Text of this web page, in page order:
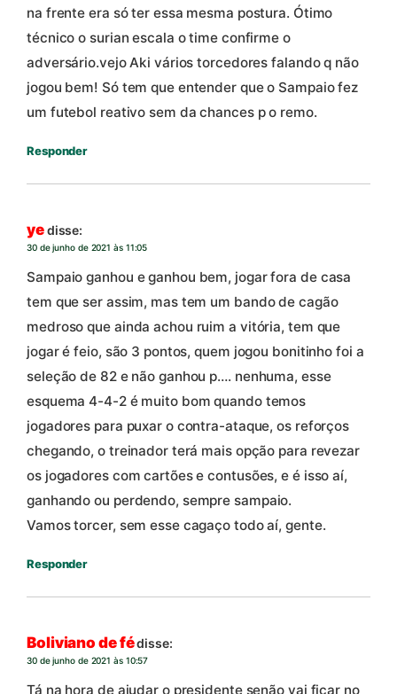
na frente era só ter essa mesma postura. Ótimo
técnico o surian escala o time confirme o
adversário.vejo Aki vários torcedores falando q não
jogou bem! Só tem que entender que o Sampaio fez
um futebol reativo sem da chances p o remo.
Responder
yedisse:
30 de junho de 2021 às 11:05
Sampaio ganhou e ganhou bem, jogar fora de casa
tem que ser assim, mas tem um bando de cagão
medroso que ainda achou ruim a vitória, tem que
jogar é feio, são 3 pontos, quem jogou bonitinho foi a
seleção de 82 e não ganhou p…. nenhuma, esse
esquema 4-4-2 é muito bom quando temos
jogadores para puxar o contra-ataque, os reforços
chegando, o treinador terá mais opção para revezar
os jogadores com cartões e contusões, e é isso aí,
ganhando ou perdendo, sempre sampaio.
Vamos torcer, sem esse cagaço todo aí, gente.
Responder
Boliviano de fédisse:
30 de junho de 2021 às 10:57
Tá na hora de ajudar o presidente senão vai ficar no